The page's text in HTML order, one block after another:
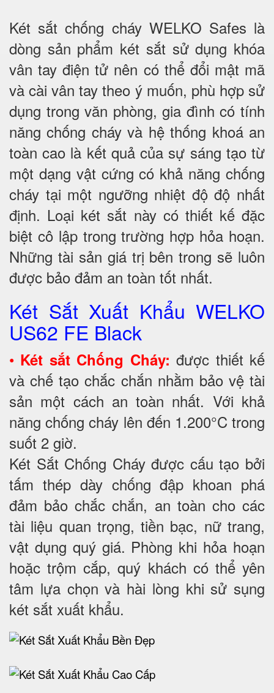
Két sắt chống cháy WELKO Safes là
dòng sản phẩm két sắt sử dụng khóa
vân tay điện tử nên có thể đổi mật mã
và cài vân tay theo ý muốn, phù hợp sử
dụng trong văn phòng, gia đình có tính
năng chống cháy và hệ thống khoá an
toàn cao là kết quả của sự sáng tạo từ
một dạng vật cứng có khả năng chống
cháy tại một ngưỡng nhiệt độ độ nhất
định. Loại két sắt này có thiết kế đặc
biệt cô lập trong trường hợp hỏa hoạn.
Những tài sản giá trị bên trong sẽ luôn
được bảo đảm an toàn tốt nhất.
Két Sắt Xuất Khẩu WELKO
US62 FE Black
• Két sắt Chống Cháy: được thiết kế
và chế tạo chắc chắn nhằm bảo vệ tài
sản một cách an toàn nhất. Với khả
năng chống cháy lên đến 1.200°C trong
suốt 2 giờ.
Két Sắt Chống Cháy được cấu tạo bởi
tấm thép dày chống đập khoan phá
đảm bảo chắc chắn, an toàn cho các
tài liệu quan trọng, tiền bạc, nữ trang,
vật dụng quý giá. Phòng khi hỏa hoạn
hoặc trộm cắp, quý khách có thể yên
tâm lựa chọn và hài lòng khi sử sụng
két sắt xuất khẩu.